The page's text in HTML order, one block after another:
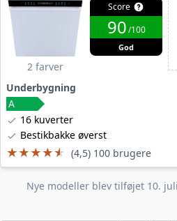
2 farver
Score
90/100
God
Underbygning
16 kuverter
Bestikbakke øverst
★★★★★
★★★★★ (4,5) 100 brugere
Nye modeller blev tilføjet 10. juli